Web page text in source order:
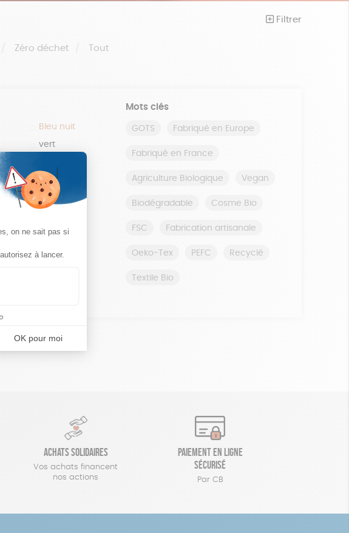
Filtrer
Zéro déchet Tout
Bleu nuit
vert
Mots clés
GOTS Fabriqué en Europe
Fabriqué en France
Agriculture Biologique Vegan
Biodégradable Cosme Bio
FSC Fabrication artisanale
Oeko-Tex PEFC Recyclé
Textile Bio
Achats solidaires
Vos achats financent
nos actions
Paiement en ligne
sécurisé
Par CB